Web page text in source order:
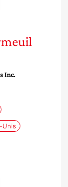
Inc.
Unis